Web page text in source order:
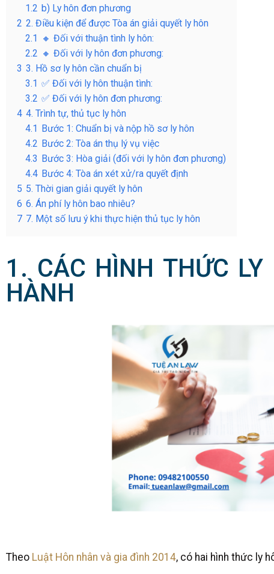
1.2 b) Ly hôn đơn phương
2 2. Điều kiện để được Tòa án giải quyết ly hôn
2.1
🔸 Đối với thuận tình ly hôn:
2.2 🔸 Đối với ly hôn đơn phương:
3 3. Hồ sơ ly hôn cần chuẩn bị
3.1 ✅ Đối với ly hôn thuận tình:
3.2 ✅ Đối với ly hôn đơn phương:
4 4. Trình tự, thủ tục ly hôn
4.1
Bước 1: Chuẩn bị và nộp hồ sơ ly hôn
4.2 Bước 2: Tòa án thụ lý vụ việc
4.3 Bước 3: Hòa giải (đối với ly hôn đơn phương)
4.4 Bước 4: Tòa án xét xử/ra quyết định
5 5. Thời gian giải quyết ly hôn
6 6. Án phí ly hôn bao nhiêu?
7 7. Một số lưu ý khi thực hiện thủ tục ly hôn
1. CÁC HÌNH THỨC
HÀNH
Theo Luật Hôn nhân và gia đình 2014, có hai hình thức ly